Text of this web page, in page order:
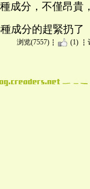
成分，不僅昂貴
成分的趕緊扔了
浏览(7557) (1)